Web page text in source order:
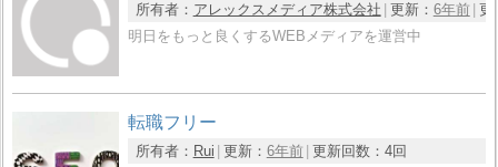
所有者： アレックスメディア株式会社 更新： 6年前 更
明日をもっと良くするWEBメディアを運営中
転職フリー
所有者： Rui 更新： 6年前 更新回数： 4回